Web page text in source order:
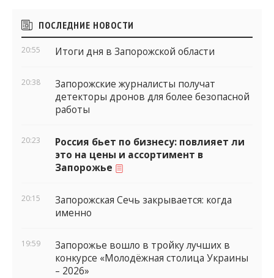
Боковые
виджеты
ПОСЛЕДНИЕ НОВОСТИ
20:55 Итоги дня в Запорожской области
20:38
Запорожские журналисты получат
детекторы дронов для более безопасной
работы
20:23
Россия бьет по бизнесу: повлияет ли
это на цены и ассортимент в
Запорожье
20:15
Запорожская Сечь закрывается: когда
именно
19:59
Запорожье вошло в тройку лучших в
конкурсе «Молодёжная столица Украины
– 2026»